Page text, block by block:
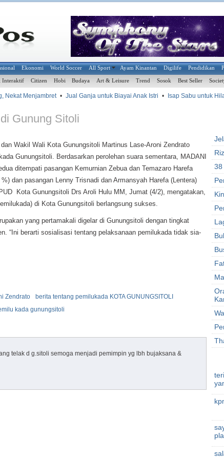
Ekonomi World Soccer All Sport Ayam Kinantan Digilife Pendidikan
Interaktif Citizen Hobi Budaya Art & Leisure Trend Sosok Best Seller
Menjambret • Jual Ganja untuk Biayai Anak Istri • Isap Sabu untuk
Gunung Sitoli
Wakil Wali Kota Gunungsitoli Martinus Lase-Aroni Zendrato
Gunungsitoli. Berdasarkan perolehan suara sementara, MADANI
ditempati pasangan Kemurnian Zebua dan Temazaro Harefa
dan pasangan Lenny Trisnadi dan Armansyah Harefa (Lentera)
Kota Gunungsitoli Drs Aroli Hulu MM, Jumat (4/2), mengatakan,
di Kota Gunungsitoli berlangsung sukses.
yang pertamakali digelar di Gunungsitoli dengan tingkat
“Ini berarti sosialisasi tentang pelaksanaan pemilukada tidak sia-
Zendrato
berita tentang pemilukada KOTA GUNUNGSITOLI
kada gunungsitoli
telak d g.sitoli semoga menjadi pemimpin yg lbh bujaksana &
38